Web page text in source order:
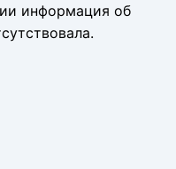
информация об